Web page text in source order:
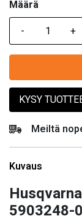
Määrä
Määrä
KYSY
Meiltä
Kuvaus
5903248-